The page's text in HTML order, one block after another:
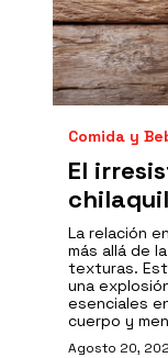
Comida y
El
La relación
más allá de
texturas.
una
esenciales
cuerpo y
Agosto 20,